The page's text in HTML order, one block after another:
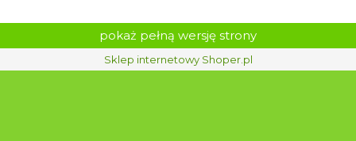
pokaż pełną wersję strony
Sklep internetowy Shoper.pl